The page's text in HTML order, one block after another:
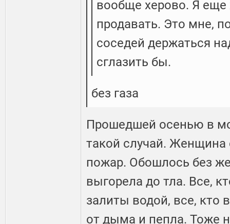
вообще херово. Я еще
продавать. Это мне,
соседей держаться
сглазить бы.
без газа
Прошедшей осенью в
такой случай. Женщина
пожар. Обошлось без
выгорела до тла. Все,
залиты водой, все, кто
от дыма и пепла. Тоже